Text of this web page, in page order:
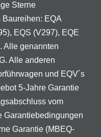
Sterne
EQA
EQS (V297), EQE
Alle genannten
Alle anderen
und EQV´s
5-Jahre Garantie
vom
Garantiebedingungen
Garantie (MBEQ-